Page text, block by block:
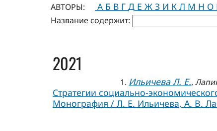
АВТОРЫ: А Б В Г Д Е Ж З И К Л М Н О
Название содержит:
2021
1. Ильичева Л. Е.,
Стратегии социально-
Монография / Л. Е. Ильичева, А. В.